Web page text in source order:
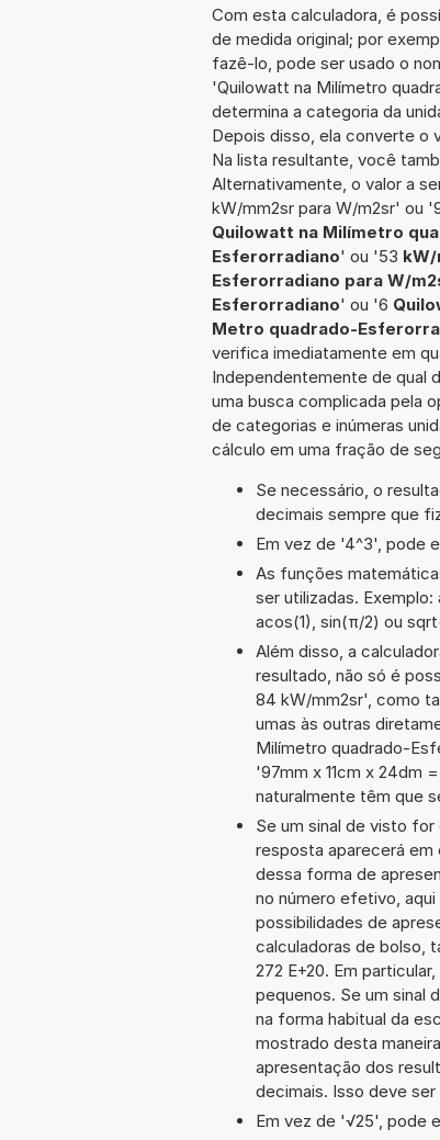
Com esta calculadora, é
de medida original; por
fazê-lo, pode ser usado o
'Quilowatt na Milímetro
determina a categoria da
Depois disso, ela converte o
Na lista resultante, você
Alternativamente, o valor a
kW/mm2sr para W/m2sr' ou
Quilowatt na Milímetro
Esferorradiano' ou '53 kW/
Esferorradiano para W/
Esferorradiano' ou '6
Metro quadrado-
verifica imediatamente em
Independentemente de qual
uma busca complicada pela
de categorias e inúmeras
cálculo em uma fração de
Se necessário, o
decimais sempre que
Em vez de '4^3', pode
As funções
ser utilizadas.
acos(1), sin(π/2) ou
Além disso, a
resultado, não só é
84 kW/mm2sr', como
umas às outras
Milímetro quadrado-
'97mm x 11cm x 24dm
naturalmente têm que
Se um sinal de visto
resposta aparecerá em
dessa forma de
no número efetivo, aqui
possibilidades de
calculadoras de bolso,
272 E+20. Em
pequenos. Se um sinal
na forma habitual da
mostrado desta
apresentação dos
decimais. Isso deve
Em vez de '√25', pode